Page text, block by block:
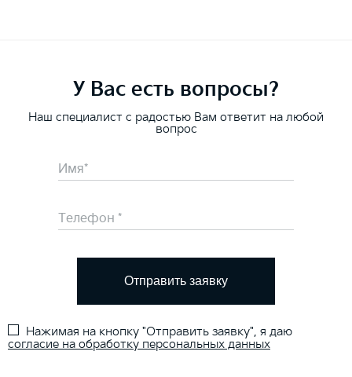
У Вас есть вопросы?
Наш специалист с радостью Вам ответит на любой
вопрос
Отправить заявку
Нажимая на кнопку "Отправить заявку", я даю
согласие на обработку персональных данных